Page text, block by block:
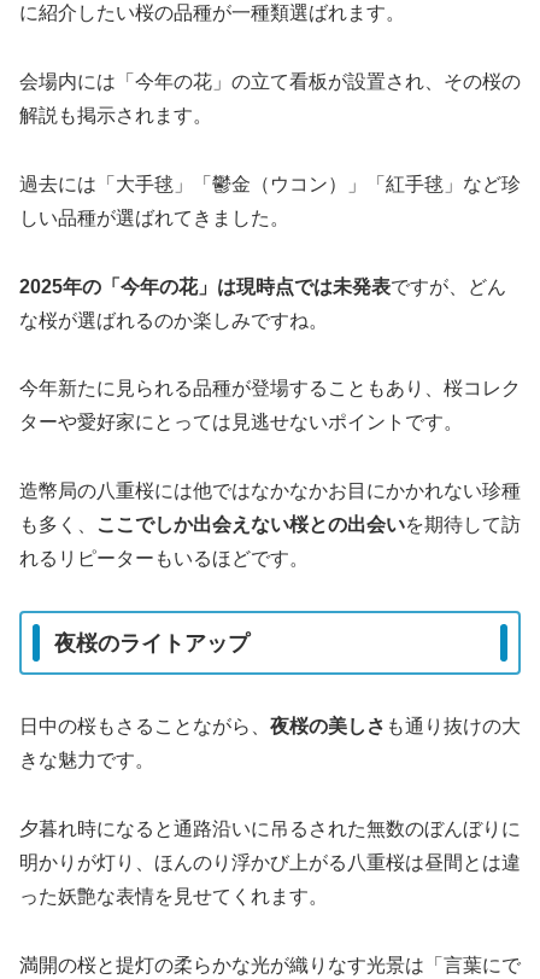
に紹介したい桜の品種が一種類選ばれます。
会場内には「今年の花」の立て看板が設置され、その桜の
解説も掲示されます。
過去には「大手毬」「鬱金（ウコン）」「紅手毬」など珍
しい品種が選ばれてきました。
2025年の「今年の花」は現時点では未発表ですが、どん
な桜が選ばれるのか楽しみですね。
今年新たに見られる品種が登場することもあり、桜コレク
ターや愛好家にとっては見逃せないポイントです。
造幣局の八重桜には他ではなかなかお目にかかれない珍種
も多く、
ここでしか出会えない桜との出会いを期待して訪
れるリピーターもいるほどです。
夜桜のライトアップ
日中の桜もさることながら、 夜桜の美しさ も通り抜けの大
きな魅力です。
夕暮れ時になると通路沿いに吊るされた無数のぼんぼりに
明かりが灯り、ほんのり浮かび上がる八重桜は昼間とは違
った妖艶な表情を見せてくれます。
満開の桜と提灯の柔らかな光が織りなす光景は「言葉にで